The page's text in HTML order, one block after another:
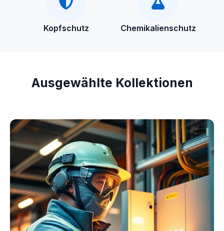
Kopfschutz Chemikalienschutz
Ausgewählte Kollektionen